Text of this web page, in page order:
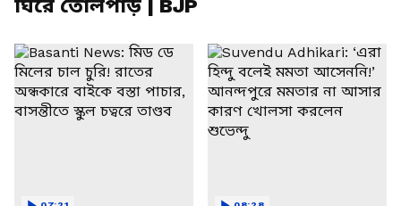
ঘিরে তোলপাড় | BJP